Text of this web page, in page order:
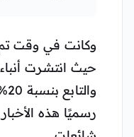
حيث انتشرت
رسميًا هذه